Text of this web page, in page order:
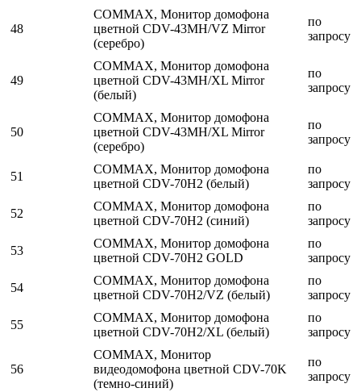
48
COMMAX, Монитор домофона
цветной CDV-43MH/VZ Mirror
(серебро)
по
запросу
49
COMMAX, Монитор домофона
цветной CDV-43MH/XL Mirror
(белый)
по
запросу
50
COMMAX, Монитор домофона
цветной CDV-43MH/XL Mirror
(серебро)
по
запросу
51
COMMAX, Монитор домофона
цветной CDV-70H2 (белый)
по
запросу
52
COMMAX, Монитор домофона
цветной CDV-70H2 (синий)
по
запросу
53
COMMAX, Монитор домофона
цветной CDV-70H2 GOLD
по
запросу
54
COMMAX, Монитор домофона
цветной CDV-70H2/VZ (белый)
по
запросу
55
COMMAX, Монитор домофона
цветной CDV-70H2/XL (белый)
по
запросу
56
COMMAX, Монитор
видеодомофона цветной CDV-70K
(темно-синий)
по
запросу